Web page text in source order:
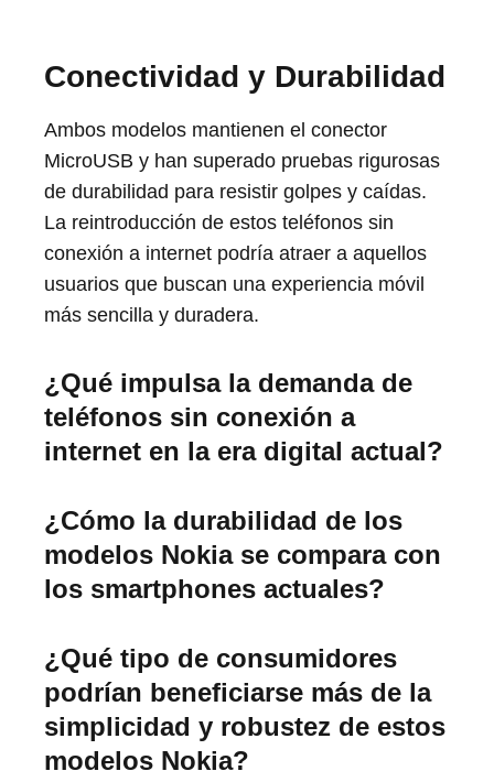
Conectividad y Durabilidad
Ambos modelos mantienen el conector
MicroUSB y han superado pruebas rigurosas
de durabilidad para resistir golpes y caídas.
La reintroducción de estos teléfonos sin
conexión a internet podría atraer a aquellos
usuarios que buscan una experiencia móvil
más sencilla y duradera.
¿Qué impulsa la demanda de
teléfonos sin conexión a
internet en la era digital actual?
¿Cómo la durabilidad de los
modelos Nokia se compara con
los smartphones actuales?
¿Qué tipo de consumidores
podrían beneficiarse más de la
simplicidad y robustez de estos
modelos Nokia?